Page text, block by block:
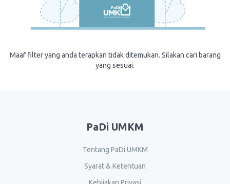
Maaf filter yang anda terapkan tidak ditemukan. Silakan cari barang
yang sesuai.
PaDi UMKM
Tentang PaDi UMKM
Syarat & Ketentuan